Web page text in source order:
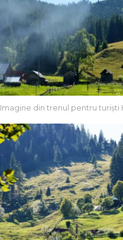
Imagine din trenul pentru turiști